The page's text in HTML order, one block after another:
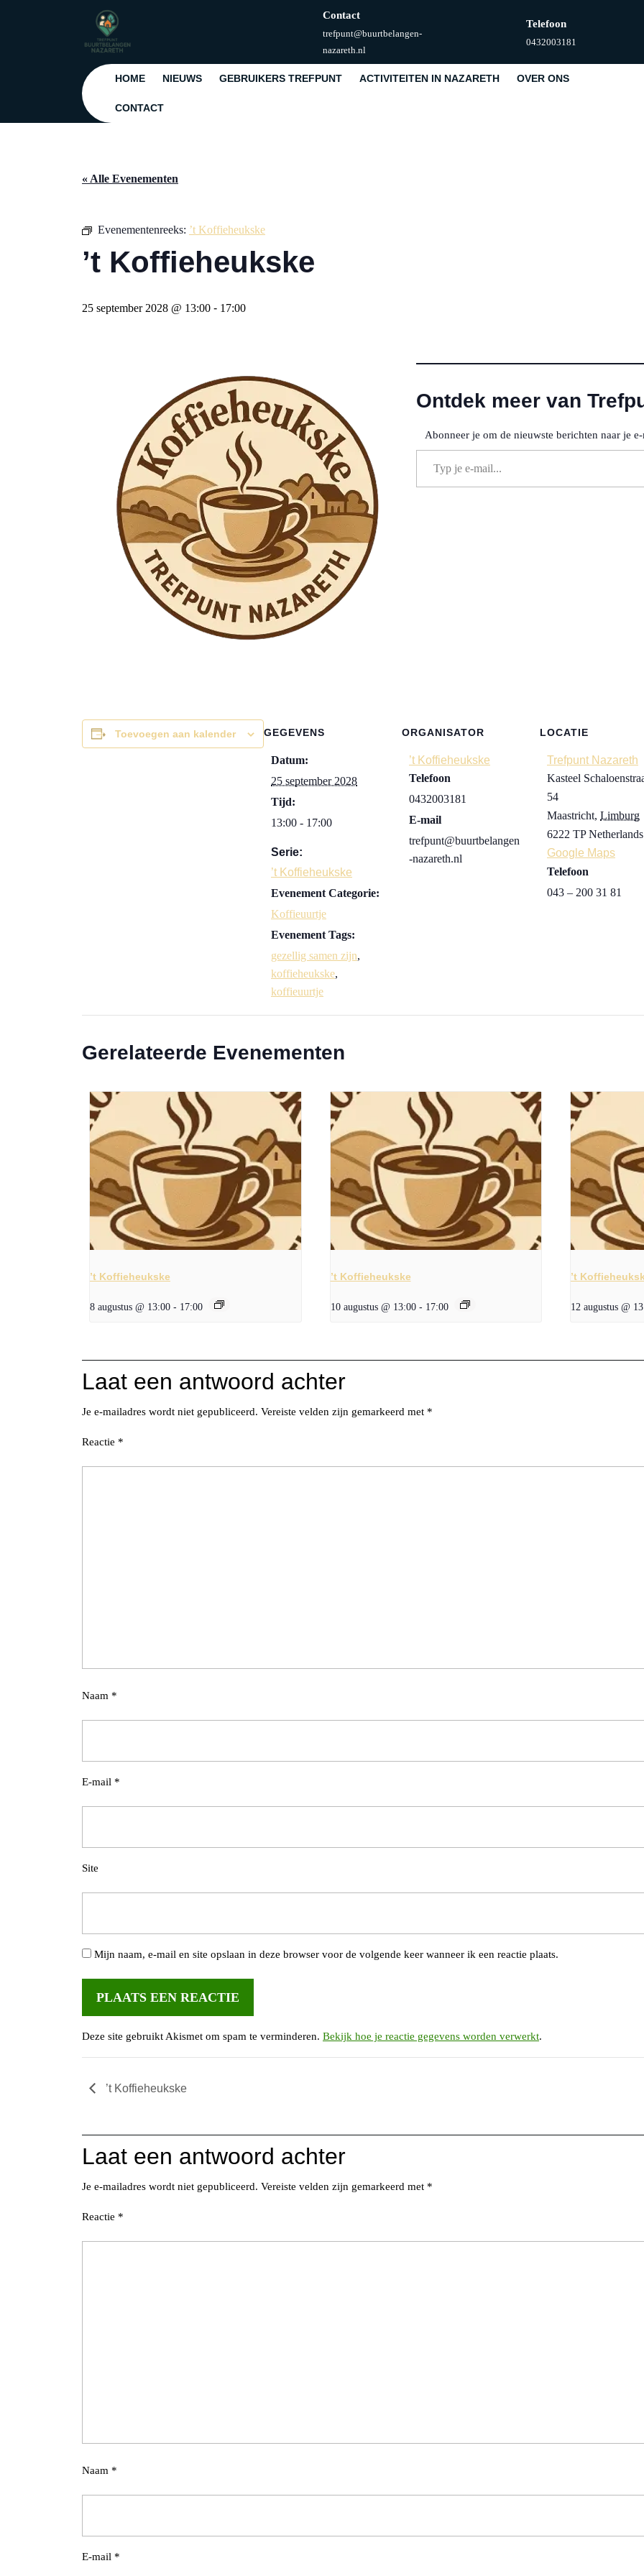
Contact
trefpunt@buurtbelangen-
nazareth.nlE-
mail
Telefoon
0432003181
HOME NIEUWS GEBRUIKERS TREFPUNT ACTIVITEITEN IN NAZARETH OVER ONS
CONTACT
« Alle Evenementen
Evenementenreeks: ’t Koffieheukske
’t Koffieheukske
25 september 2028 @ 13:00 - 17:00
Ontdek meer van
Abonneer je om de nieuwste berichten naar je
Typ je e-mail...
Toevoegen aan kalender GEGEVENS
Datum:
25 september 2028
Tijd:
13:00 - 17:00
Serie:
’t Koffieheukske
Evenement Categorie:
Koffieuurtje
Evenement Tags:
gezellig samen zijn,
koffieheukske,
koffieuurtje
ORGANISATOR
’t Koffieheukske
Telefoon
0432003181
E-mail
trefpunt@buurtbelangen
-nazareth.nl
LOCATIE
Trefpunt Nazareth
Kasteel
54
Maastricht, Limburg
6222 TP Netherlands
Google Maps
Telefoon
043 – 200 31 81
Gerelateerde Evenementen
’t Koffieheukske
8 augustus @ 13:00 - 17:00
’t Koffieheukske
10 augustus @ 13:00 - 17:00
’t
12 augustus @
Laat een antwoord achter
Je e-mailadres wordt niet gepubliceerd. Vereiste velden zijn gemarkeerd met *
Reactie *
Naam *
E-mail *
Site
Mijn naam, e-mail en site opslaan in deze browser voor de volgende keer wanneer ik een reactie plaats.
Deze site gebruikt Akismet om spam te verminderen. Bekijk hoe je reactie gegevens worden verwerkt.
’t Koffieheukske
Laat een antwoord achter
Je e-mailadres wordt niet gepubliceerd. Vereiste velden zijn gemarkeerd met *
Reactie *
Naam *
E-mail *